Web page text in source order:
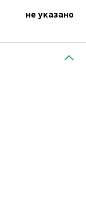
не указано